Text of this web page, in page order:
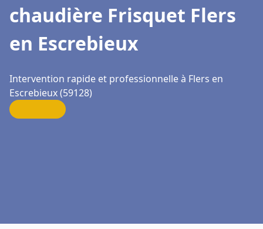
chaudière Frisquet Flers
en Escrebieux
Intervention rapide et professionnelle à Flers en
Escrebieux (59128)